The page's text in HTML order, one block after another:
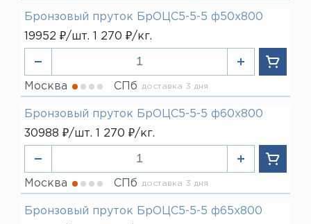
Бронзовый пруток БрОЦС5-5-5 ф50х800
19952 ₽/шт. 1 270 ₽/кг.
Москва СПб доставка 3 дня
Бронзовый пруток БрОЦС5-5-5 ф60х800
30988 ₽/шт. 1 270 ₽/кг.
Москва СПб доставка 3 дня
Бронзовый пруток БрОЦС5-5-5 ф65х800